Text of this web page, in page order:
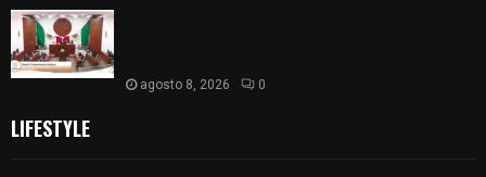
agosto 8, 2026 0
LIFESTYLE